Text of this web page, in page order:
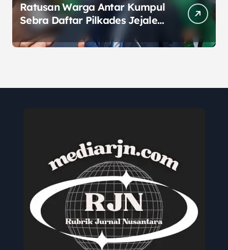
Ratusan Warga Antar Kumpul
Sebra Daftar Pilkades Jejalen
Jaya, Serukan Pemilu Damai